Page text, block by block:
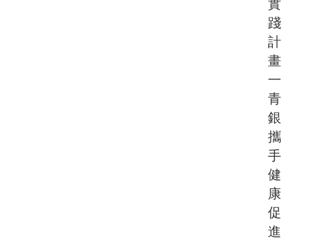
踐
計
畫
一
青
銀
攜
手
健
康
促
進